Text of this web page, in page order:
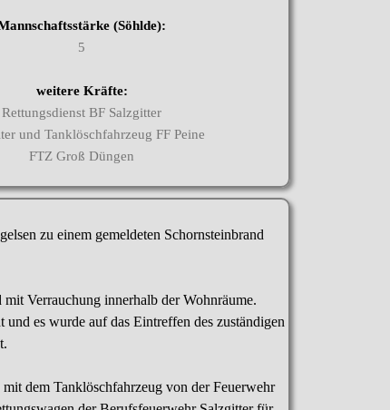
(Söhlde):
5
weitere Kräfte:
Rettungsdienst BF Salzgitter
und Tanklöschfahrzeug FF Peine
FTZ Groß Düngen
zu einem gemeldeten Schornsteinbrand
Verrauchung innerhalb der Wohnräume.
es wurde auf das Eintreffen des zuständigen
dem Tanklöschfahrzeug von der Feuerwehr